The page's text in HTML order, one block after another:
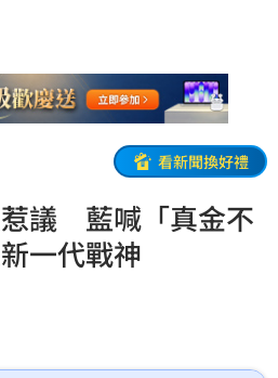
看新聞換好禮
議 藍喊「真金不
一代戰神